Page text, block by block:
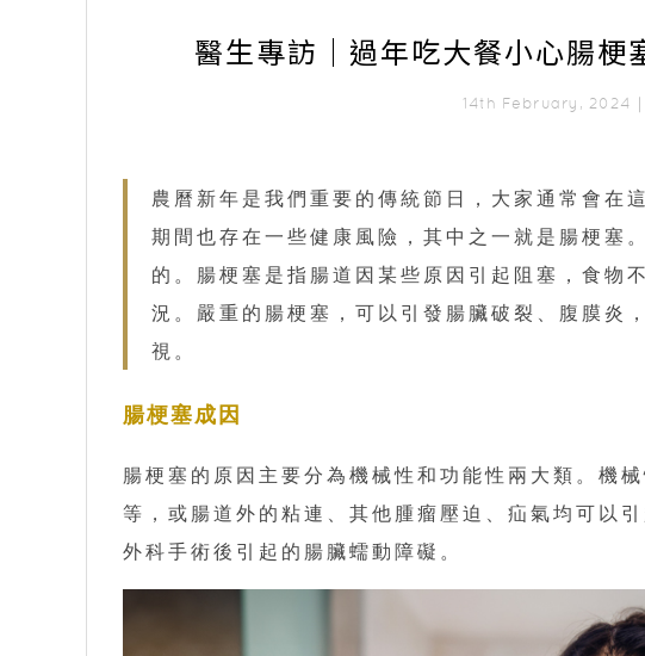
醫生專訪｜過年吃大餐小心腸梗
14th February, 2024｜
農曆新年是我們重要的傳統節日，大家通常會在
期間也存在一些健康風險，其中之一就是腸梗塞
的。腸梗塞是指腸道因某些原因引起阻塞，食物
況。嚴重的腸梗塞，可以引發腸臟破裂、腹膜炎
視。
腸梗塞成因
腸梗塞的原因主要分為機械性和功能性兩大類。機
等，或腸道外的粘連、其他腫瘤壓迫、疝氣均可以
外科手術後引起的腸臟蠕動障礙。